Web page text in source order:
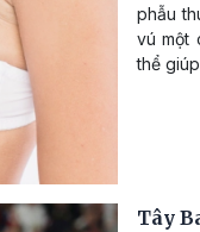
phẫu
vú một
thể
Tây